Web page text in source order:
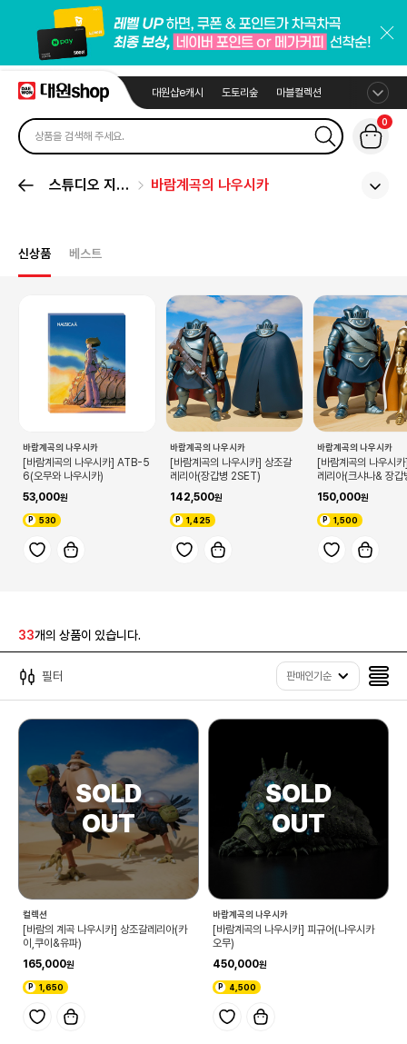
대원샵e캐시 도토리숲 마블컬렉션
0
스튜디오 지브
바람계곡의 나우시카
신상품 베스트
바람계곡의 나우시카
[바람계곡의 나우시카] ATB-5
6(오무와 나우시카)
53,000
530
바람계곡의 나우시카
[바람계곡의 나우시카] 상조갈
레리아(장갑병 2SET)
142,500
1,425
바람계곡의 나우시카
[바람계곡의 나우시
레리아(크샤나& 장갑
150,000
1,500
33개의 상품이 있습니다.
필터 판매인기순
컬렉션
[바람의 계곡 나우시카] 상조갈레리아(카
이,쿠이&유파)
165,000
1,650
바람계곡의 나우시카
[바람계곡의 나우시카] 피규어(나우시카
오무)
450,000
4,500